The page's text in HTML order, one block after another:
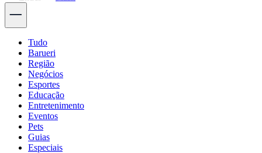
Tudo
Barueri
Região
Negócios
Esportes
Educação
Entretenimento
Eventos
Pets
Guias
Especiais